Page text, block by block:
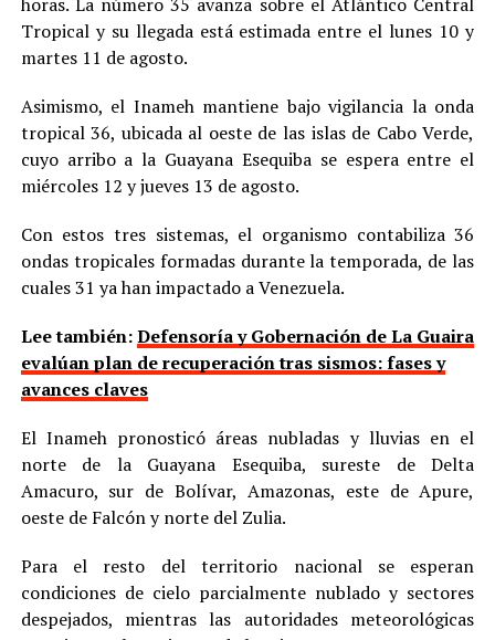
Tropical y su llegada está estimada entre el lunes 10 y
martes 11 de agosto.
Asimismo, el Inameh mantiene bajo vigilancia la onda
tropical 36, ubicada al oeste de las islas de Cabo Verde,
cuyo arribo a la Guayana Esequiba se espera entre el
miércoles 12 y jueves 13 de agosto.
Con estos tres sistemas, el organismo contabiliza 36
ondas tropicales formadas durante la temporada, de las
cuales 31 ya han impactado a Venezuela.
Lee también:Defensoría y Gobernación de La Guaira
evalúan plan de recuperación tras sismos: fases y
avances claves
El Inameh pronosticó áreas nubladas y lluvias en el
norte de la Guayana Esequiba, sureste de Delta
Amacuro, sur de Bolívar, Amazonas, este de Apure,
oeste de Falcón y norte del Zulia.
Para el resto del territorio nacional se esperan
condiciones de cielo parcialmente nublado y sectores
despejados, mientras las autoridades meteorológicas